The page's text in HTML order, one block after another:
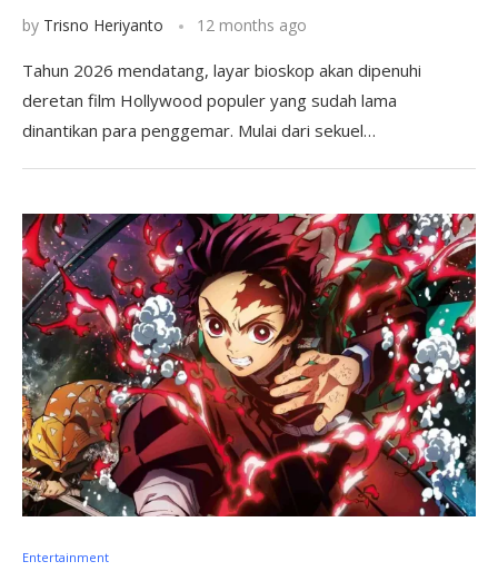
by Trisno Heriyanto 12 months ago
Tahun 2026 mendatang, layar bioskop akan dipenuhi
deretan film Hollywood populer yang sudah lama
dinantikan para penggemar. Mulai dari sekuel…
Entertainment